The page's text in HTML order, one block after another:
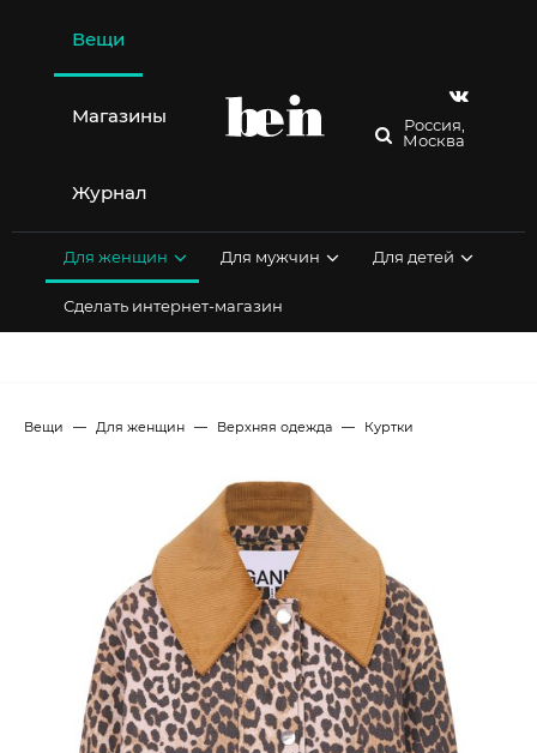
содержимому
Вещи
Магазины
Журнал
Россия,
Москва
Для женщин Для мужчин Для детей
Сделать интернет-магазин
Вещи Для женщин Верхняя одежда Куртки